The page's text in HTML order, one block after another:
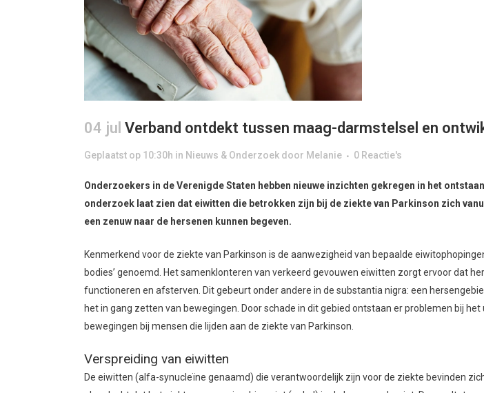
04 jul Verband ontdekt tussen maag-darmstelsel en
Geplaatst op 10:30h in Nieuws & Onderzoek door Melanie 0 Reactie's
Onderzoekers in de Verenigde Staten hebben nieuwe inzichten gekregen in het
onderzoek laat zien dat eiwitten die betrokken zijn bij de ziekte van Parkinson zich
een zenuw naar de hersenen kunnen begeven.
Kenmerkend voor de ziekte van Parkinson is de aanwezigheid van bepaalde
bodies’ genoemd. Het samenklonteren van verkeerd gevouwen eiwitten zorgt ervoor dat
functioneren en afsterven. Dit gebeurt onder andere in de substantia nigra: een
het in gang zetten van bewegingen. Door schade in dit gebied ontstaan er problemen bij
bewegingen bij mensen die lijden aan de ziekte van Parkinson.
Verspreiding van eiwitten
De eiwitten (alfa-synucleïne genaamd) die verantwoordelijk zijn voor de ziekte bevinden